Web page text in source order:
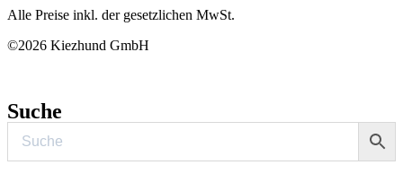
Alle Preise inkl. der gesetzlichen MwSt.
©2026 Kiezhund GmbH
Suche